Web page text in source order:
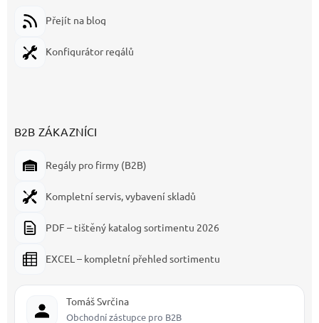
Přejít na blog
Konfigurátor regálů
B2B ZÁKAZNÍCI
Regály pro firmy (B2B)
Kompletní servis, vybavení skladů
PDF – tištěný katalog sortimentu 2026
EXCEL – kompletní přehled sortimentu
Tomáš Svrčina
Obchodní zástupce pro B2B